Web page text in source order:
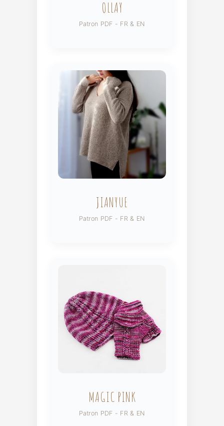
OLLAY
Patron PDF - FR & EN
JIANYUE
Patron PDF - FR & EN
MAGIC PINK
Patron PDF - FR & EN